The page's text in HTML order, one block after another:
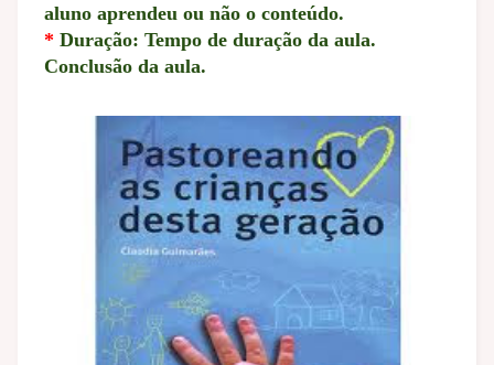
aluno aprendeu ou não o conteúdo.
* Duração: Tempo de duração da aula.
Conclusão da aula.